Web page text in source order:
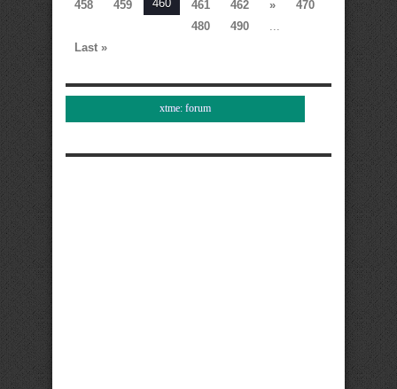
458
459 460 461 462 »
470
480
490
...
Last »
xtme: forum